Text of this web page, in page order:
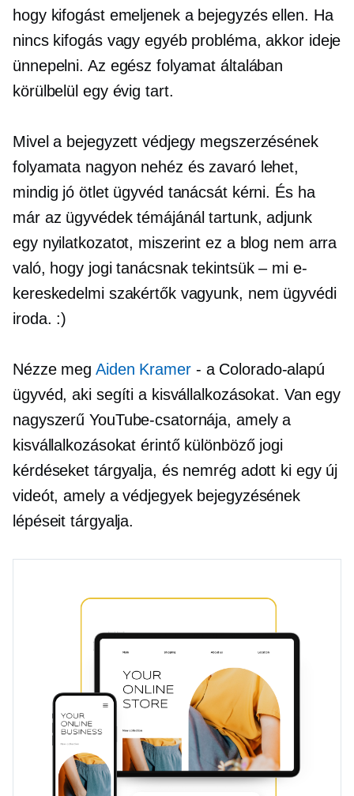
hogy kifogást emeljenek a bejegyzés ellen. Ha
nincs kifogás vagy egyéb probléma, akkor ideje
ünnepelni. Az egész folyamat általában
körülbelül egy évig tart.
Mivel a bejegyzett védjegy megszerzésének
folyamata nagyon nehéz és zavaró lehet,
mindig jó ötlet ügyvéd tanácsát kérni. És ha
már az ügyvédek témájánál tartunk, adjunk
egy nyilatkozatot, miszerint ez a blog nem arra
való, hogy jogi tanácsnak tekintsük – mi e-
kereskedelmi szakértők vagyunk, nem ügyvédi
iroda. :)
Nézze megAiden Kramer- a Colorado-alapú
ügyvéd, aki segíti a kisvállalkozásokat. Van egy
nagyszerű YouTube-csatornája, amely a
kisvállalkozásokat érintő különböző jogi
kérdéseket tárgyalja, és nemrég adott ki egy új
videót, amely a védjegyek bejegyzésének
lépéseit tárgyalja.